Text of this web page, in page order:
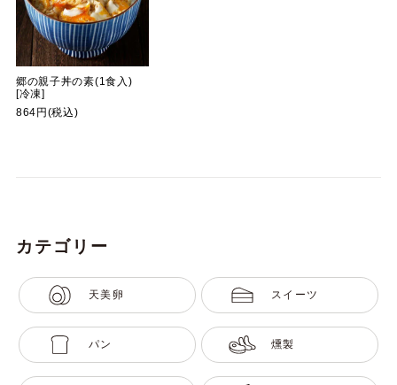
郷の親子丼の素(1食入)
[冷凍]
864円(税込)
カテゴリー
天美卵 スイーツ
パン 燻製